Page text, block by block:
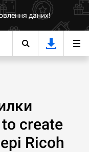
даних!
create
Ricoh